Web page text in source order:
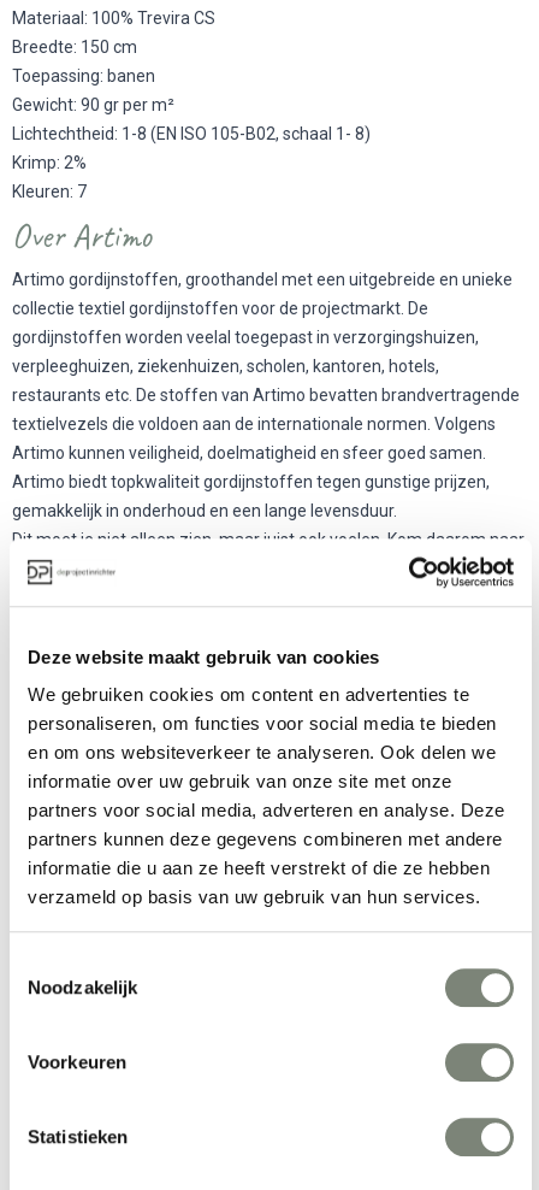
Deze website maakt gebruik van cookies
We gebruiken cookies om content en advertenties te
personaliseren, om functies voor social media te bieden
en om ons websiteverkeer te analyseren. Ook delen we
informatie over uw gebruik van onze site met onze
partners voor social media, adverteren en analyse. Deze
partners kunnen deze gegevens combineren met andere
informatie die u aan ze heeft verstrekt of die ze hebben
verzameld op basis van uw gebruik van hun services.
Noodzakelijk
Voorkeuren
Statistieken
Materiaal: 100% Trevira CS
Breedte: 150 cm
Toepassing: banen
Gewicht: 90 gr per m²
Lichtechtheid: 1-8 (EN ISO 105-B02, schaal 1- 8)
Krimp: 2%
Kleuren: 7
Over Artimo
Artimo gordijnstoffen, groothandel met een uitgebreide en unieke
collectie textiel gordijnstoffen voor de projectmarkt. De
gordijnstoffen worden veelal toegepast in verzorgingshuizen,
verpleeghuizen, ziekenhuizen, scholen, kantoren, hotels,
restaurants etc. De stoffen van Artimo bevatten brandvertragende
textielvezels die voldoen aan de internationale normen. Volgens
Artimo kunnen veiligheid, doelmatigheid en sfeer goed samen.
Artimo biedt topkwaliteit gordijnstoffen tegen gunstige prijzen,
gemakkelijk in onderhoud en een lange levensduur.
Dit moet je niet alleen zien, maar juist ook voelen. Kom daarom naar
één van onze showrooms en voel de kwaliteit van Artimo.
Meer producten van Artimo
Artimo Mara
Prijs op aanvraag
Artimo Flair